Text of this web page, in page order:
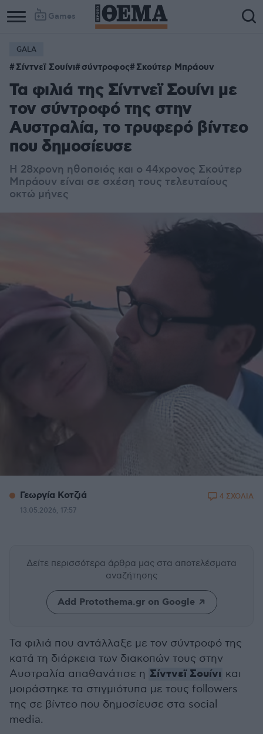
Games
GALA
Σίντνεϊ Σουίνι σύντροφος Σκούτερ Μπράουν
Τα φιλιά της Σίντνεϊ Σουίνι με
τον σύντροφό της στην
Αυστραλία, το τρυφερό βίντεο
που δημοσίευσε
Η 28χρονη ηθοποιός και ο 44χρονος Σκούτερ
Μπράουν είναι σε σχέση τους τελευταίους
οκτώ μήνες
Γεωργία Κοτζιά
13.05.2026, 17:57
4 ΣΧΟΛΙΑ
Δείτε περισσότερα άρθρα μας στα αποτελέσματα
αναζήτησης
Add Protothema.gr on Google
Τα φιλιά που αντάλλαξε με τον σύντροφό της
κατά τη διάρκεια των διακοπών τους στην
Αυστραλία απαθανάτισε η Σίντνεϊ Σουίνι και
μοιράστηκε τα στιγμιότυπα με τους followers
της σε βίντεο που δημοσίευσε στα social
media.